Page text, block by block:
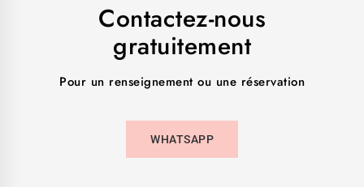
Contactez-nous
gratuitement
Pour un renseignement ou une réservation
WHATSAPP